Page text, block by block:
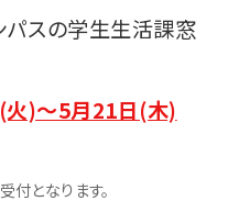
スの学生生活課窓
)～5月21日(木)
付となります。